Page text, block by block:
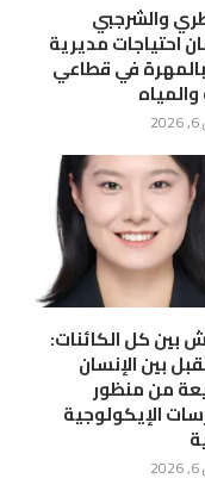
والشرجبي
احتياجات مديرية
في قطاعي
والمياه
بين كل الكائنات:
بين الإنسان
من منظور
الإيكولوجية